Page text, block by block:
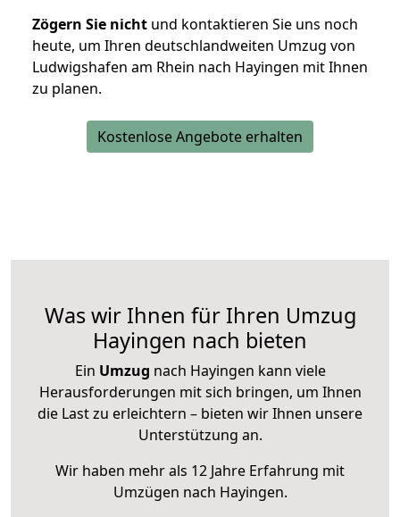
Zögern Sie nicht und kontaktieren Sie uns noch
heute, um Ihren deutschlandweiten Umzug von
Ludwigshafen am Rhein nach Hayingen mit Ihnen
zu planen.
Kostenlose Angebote erhalten
Was wir Ihnen für Ihren Umzug
Hayingen nach bieten
Ein Umzug nach Hayingen kann viele
Herausforderungen mit sich bringen, um Ihnen
die Last zu erleichtern – bieten wir Ihnen unsere
Unterstützung an.
Wir haben mehr als 12 Jahre Erfahrung mit
Umzügen nach Hayingen.